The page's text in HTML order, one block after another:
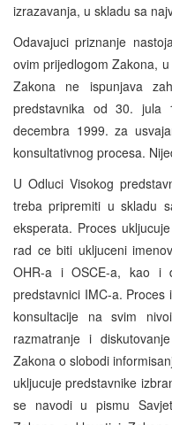
izrazavanja, u skladu sa
Odavajuci priznanje
ovim prijedlogom Zakona,
Zakona ne ispunjava
predstavnika od 30.
decembra 1999. za
konsultativnog procesa.
U Odluci Visokog
treba pripremiti u skladu
eksperata. Proces
rad ce biti ukljuceni
OHR-a i OSCE-a, kao i
predstavnici IMC-a.
konsultacije na svim
razmatranje i
Zakona o slobodi
ukljucuje predstavnike
se navodi u pismu